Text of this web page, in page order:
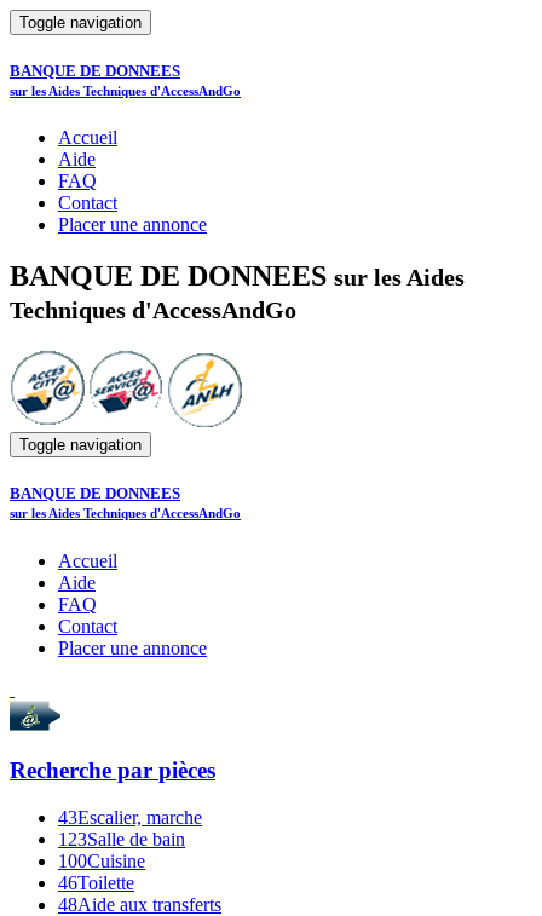
Toggle navigation
BANQUE DE DONNEES
sur les Aides Techniques d'AccessAndGo
Accueil
Aide
FAQ
Contact
Placer une annonce
BANQUE DE DONNEES sur les Aides
Techniques d'AccessAndGo
Toggle navigation
BANQUE DE DONNEES
sur les Aides Techniques d'AccessAndGo
Accueil
Aide
FAQ
Contact
Placer une annonce
Recherche par pièces
43Escalier, marche
123Salle de bain
100Cuisine
46Toilette
48Aide aux transferts